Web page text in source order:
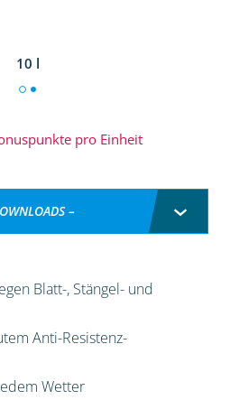
10 l
pro Einheit
–
Blatt-, Stängel- und
Anti-Resistenz-
Wetter